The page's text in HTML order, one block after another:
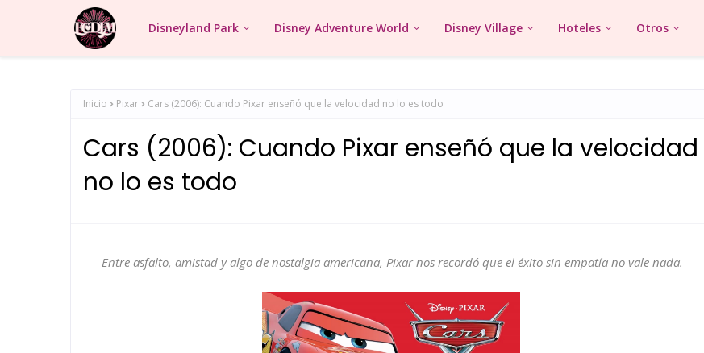
Disneyland Park Disney Adventure World Disney Village Hoteles Otros
Inicio Pixar Cars (2006): Cuando Pixar enseñó que la velocidad no lo es todo
Cars (2006): Cuando Pixar enseñó que la velocidad
no lo es todo
Entre asfalto, amistad y algo de nostalgia americana, Pixar nos recordó que el éxito sin empatía no vale nada.